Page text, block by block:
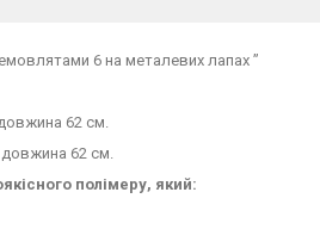
6 на металевих лапах ”
62 см.
62 см.
полімеру, який: